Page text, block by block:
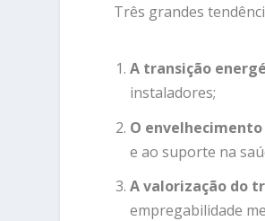
Três grandes
A transição
instaladores;
O
e ao suporte na
A valorização do
empregabilidade